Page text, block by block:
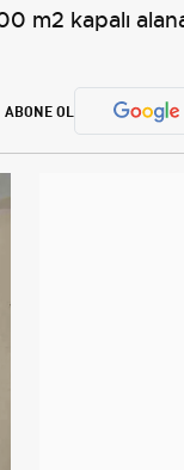
m2 kapalı
ABONE OL